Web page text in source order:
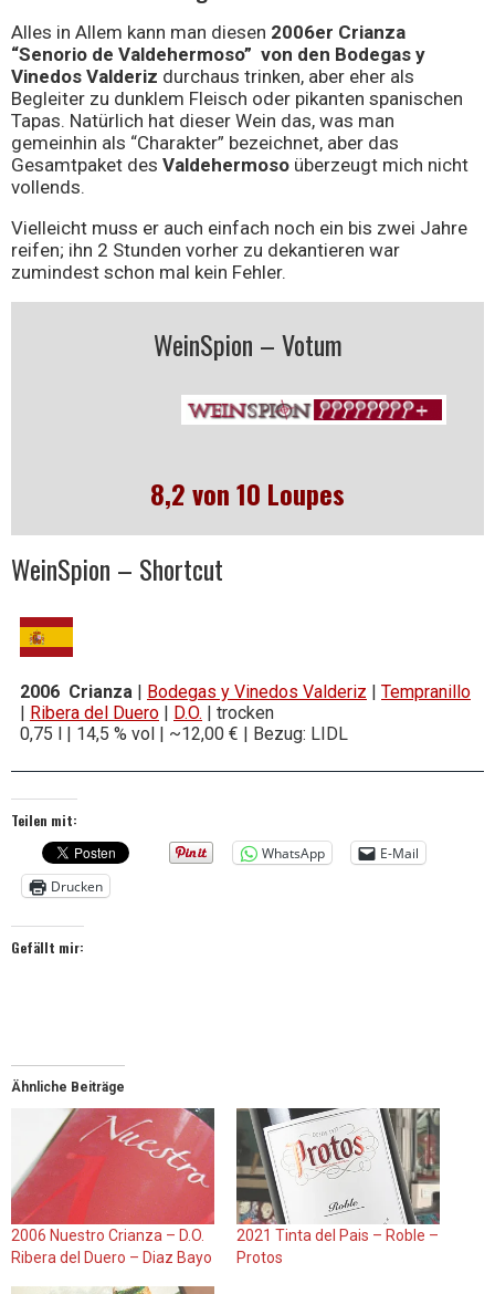
Alles in Allem kann man diesen 2006er Crianza
“Senorio de Valdehermoso” von den Bodegas y
Vinedos Valderiz durchaus trinken, aber eher als
Begleiter zu dunklem Fleisch oder pikanten spanischen
Tapas. Natürlich hat dieser Wein das, was man
gemeinhin als “Charakter” bezeichnet, aber das
Gesamtpaket des Valdehermoso überzeugt mich nicht
vollends.
Vielleicht muss er auch einfach noch ein bis zwei Jahre
reifen; ihn 2 Stunden vorher zu dekantieren war
zumindest schon mal kein Fehler.
WeinSpion – Votum
8,2 von 10 Loupes
WeinSpion – Shortcut
2006 Crianza | Bodegas y Vinedos Valderiz | Tempranillo
| Ribera del Duero | D.O. | trocken
0,75 l | 14,5 % vol | ~12,00 € | Bezug: LIDL
Teilen mit:
WhatsApp
E-Mail
Drucken
Gefällt mir:
Ähnliche Beiträge
2006 Nuestro Crianza – D.O.
Ribera del Duero – Diaz Bayo
2021 Tinta del Pais – Roble –
Protos